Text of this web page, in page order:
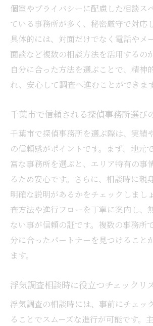
初回相談から始まる千葉市
め方
浮気調査相談を安心して始
市ガイド
信頼できる浮気調査相談の選び
信頼できる浮気調査相談先の
浮気調査相談時に注意した
探偵事務所選びで大切な浮気
は
浮気調査相談で比較したい
安心できる浮気調査相談先を
ツ
とは
浮気調査相談で知っておき
境
個室やプライバシーに配慮した相談ス
ている事務所が多く、秘密厳守で対応
具体的には、対面だけでなく電話やメ
面談など複数の相談方法を活用するの
自分に合った方法を選ぶことで、精神
れ、安心して調査へ進むことができます
千葉市で信頼される探偵事務所選び
千葉市で探偵事務所を選ぶ際は、実績
の信頼感がポイントです。まず、地元
富な事務所を選ぶと、エリア特有の事
るため安心です。さらに、相談時に親
明確な説明があるかをチェックしまし
査方法や進行フローを丁寧に案内し、
ない事が信頼の証です。複数の事務所
分に合ったパートナーを見つけること
ます。
浮気調査相談時に役立つチェックリ
浮気調査の相談時には、事前にチェッ
ることでスムーズな進行が可能です。